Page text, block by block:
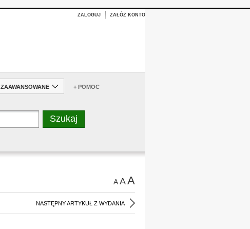
ZALOGUJ ZAŁÓŻ KONTO
ZAAWANSOWANE + POMOC
AAA
NASTĘPNY ARTYKUŁ Z WYDANIA